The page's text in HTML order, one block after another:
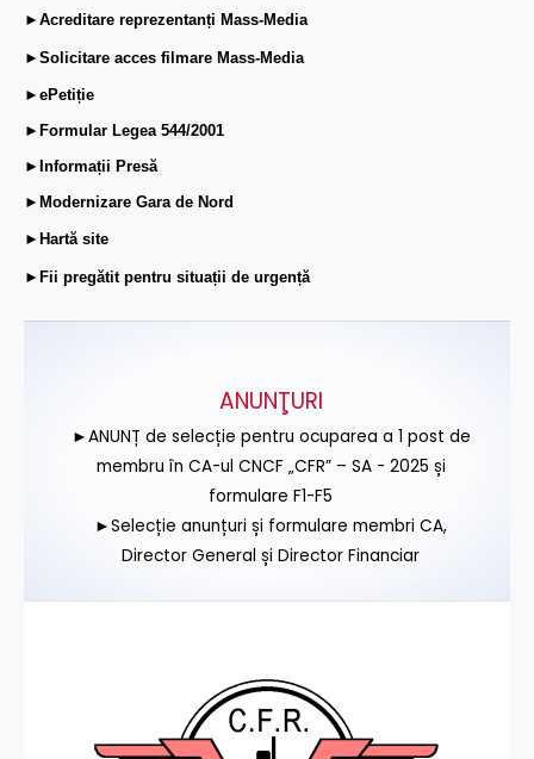
►Acreditare reprezentanți Mass-Media
►Solicitare acces filmare Mass-Media
►ePetiție
►Formular Legea 544/2001
►Informații Presă
►Modernizare Gara de Nord
►Hartă site
►Fii pregătit pentru situații de urgență
ANUNŢURI
►ANUNȚ de selecție pentru ocuparea a 1 post de
membru în CA-ul CNCF „CFR” – SA - 2025 și
formulare F1-F5
►Selecție anunțuri și formulare membri CA,
Director General și Director Financiar